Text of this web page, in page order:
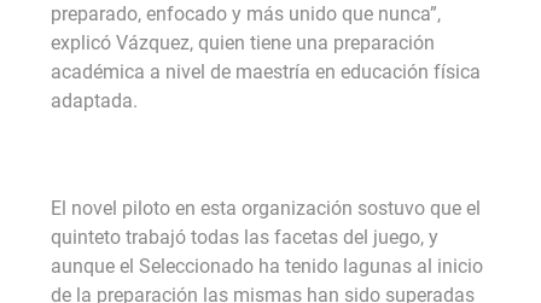
preparado, enfocado y más unido que nunca”,
explicó Vázquez, quien tiene una preparación
académica a nivel de maestría en educación física
adaptada.
El novel piloto en esta organización sostuvo que el
quinteto trabajó todas las facetas del juego, y
aunque el Seleccionado ha tenido lagunas al inicio
de la preparación las mismas han sido superadas